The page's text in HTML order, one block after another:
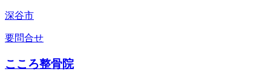
深谷市
要問合せ
こころ整骨院